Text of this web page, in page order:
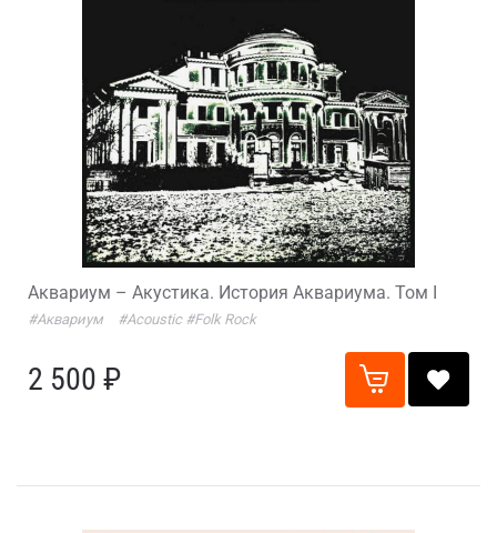
Аквариум – Акустика. История Аквариума. Том I
#Аквариум #Acoustic #Folk Rock
2 500 ₽